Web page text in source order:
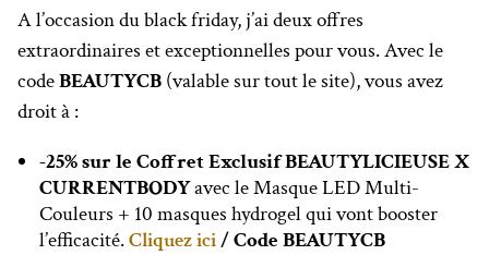
A l’occasion du black friday, j’ai deux offres
extraordinaires et exceptionnelles pour vous. Avec le
codeBEAUTYCB (valable sur tout le site), vous avez
droit à :
-25% sur le Coffret Exclusif BEAUTYLICIEUSE X
CURRENTBODYavec le Masque LED Multi-
Couleurs + 10 masques hydrogel qui vont booster
l’efficacité.Cliquez ici/ Code BEAUTYCB